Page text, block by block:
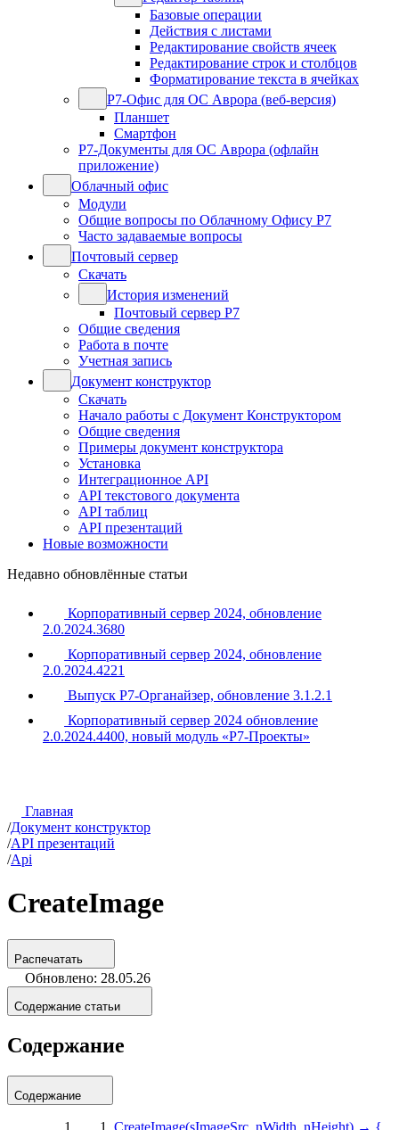
Базовые операции
Действия с листами
Редактирование свойств ячеек
Редактирование строк и столбцов
Форматирование текста в ячейках
Р7-Офис для ОС Аврора (веб-версия)
Планшет
Смартфон
Р7-Документы для ОС Аврора (офлайн
приложение)
Облачный офис
Модули
Общие вопросы по Облачному Офису Р7
Часто задаваемые вопросы
Почтовый сервер
Скачать
История изменений
Почтовый сервер Р7
Общие сведения
Работа в почте
Учетная запись
Документ конструктор
Скачать
Начало работы с Документ Конструктором
Общие сведения
Примеры документ конструктора
Установка
Интеграционное API
API текстового документа
API таблиц
API презентаций
Новые возможности
Недавно обновлённые статьи
Корпоративный сервер 2024, обновление
2.0.2024.3680
Корпоративный сервер 2024, обновление
2.0.2024.4221
Выпуск Р7-Органайзер, обновление 3.1.2.1
Корпоративный сервер 2024 обновление
2.0.2024.4400, новый модуль «Р7-Проекты»
Главная
/Документ конструктор
/API презентаций
/Api
CreateImage
Распечатать
Обновлено: 28.05.26
Содержание статьи
Содержание
Содержание
CreateImage(sImageSrc, nWidth, nHeight) → {